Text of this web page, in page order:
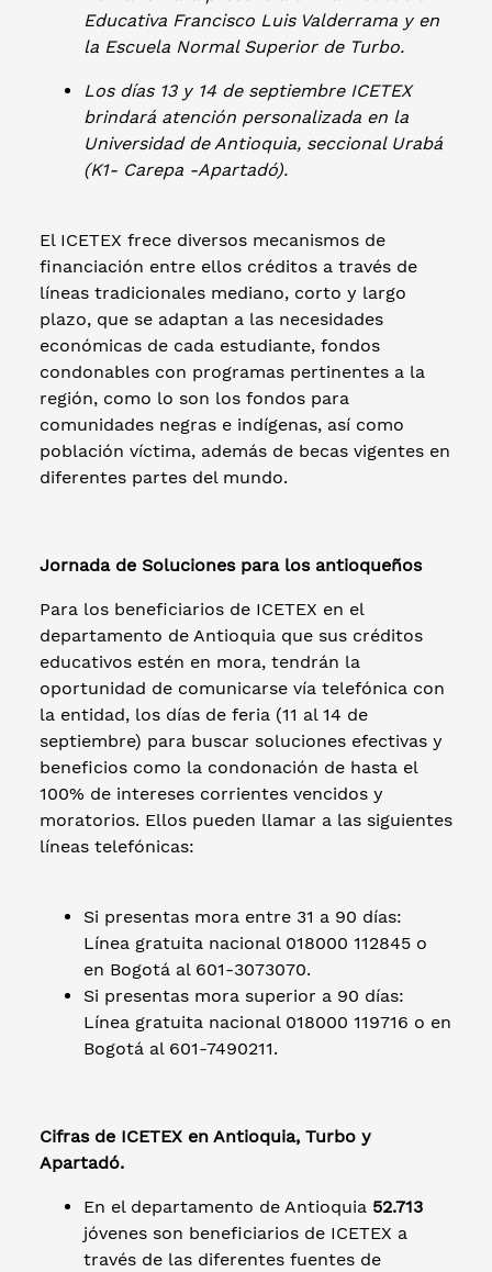
Educativa Francisco Luis Valderrama y en
la Escuela Normal Superior de Turbo.
Los días 13 y 14 de septiembre ICETEX
brindará atención personalizada en la
Universidad de Antioquia, seccional Urabá
(K1- Carepa -Apartadó).
El ICETEX frece diversos mecanismos de
financiación entre ellos créditos a través de
líneas tradicionales mediano, corto y largo
plazo, que se adaptan a las necesidades
económicas de cada estudiante, fondos
condonables con programas pertinentes a la
región, como lo son los fondos para
comunidades negras e indígenas, así como
población víctima, además de becas vigentes en
diferentes partes del mundo.
Jornada de Soluciones para los antioqueños
Para los beneficiarios de ICETEX en el
departamento de Antioquia que sus créditos
educativos estén en mora, tendrán la
oportunidad de comunicarse vía telefónica con
la entidad, los días de feria (11 al 14 de
septiembre) para buscar soluciones efectivas y
beneficios como la condonación de hasta el
100% de intereses corrientes vencidos y
moratorios. Ellos pueden llamar a las siguientes
líneas telefónicas:
Si presentas mora entre 31 a 90 días:
Línea gratuita nacional 018000 112845 o
en Bogotá al 601-3073070.
Si presentas mora superior a 90 días:
Línea gratuita nacional 018000 119716 o en
Bogotá al 601-7490211.
Cifras de ICETEX en Antioquia, Turbo y
Apartadó.
En el departamento de Antioquia 52.713
jóvenes son beneficiarios de ICETEX a
través de las diferentes fuentes de